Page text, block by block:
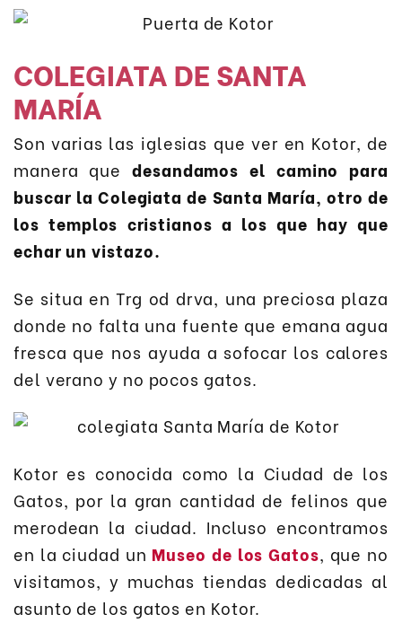
COLEGIATA DE SANTA
MARÍA
Son varias las iglesias que ver en Kotor, de
manera quedesandamos el camino para
buscar la Colegiata de Santa María, otro de
los templos cristianos a los que hay que
echar un vistazo.
Se situa en Trg od drva, una preciosa plaza
donde no falta una fuente que emana agua
fresca que nos ayuda a sofocar los calores
del verano y no pocos gatos.
Kotor es conocida como la Ciudad de los
Gatos, por la gran cantidad de felinos que
merodean la ciudad. Incluso encontramos
en la ciudad un Museo de los Gatos, que no
visitamos, y muchas tiendas dedicadas al
asunto de los gatos en Kotor.